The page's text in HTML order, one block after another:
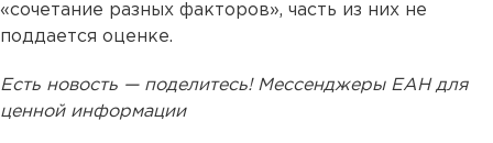
«сочетание разных факторов», часть из них не
поддается оценке.
Есть новость — поделитесь! Мессенджеры ЕАН для
ценной информации